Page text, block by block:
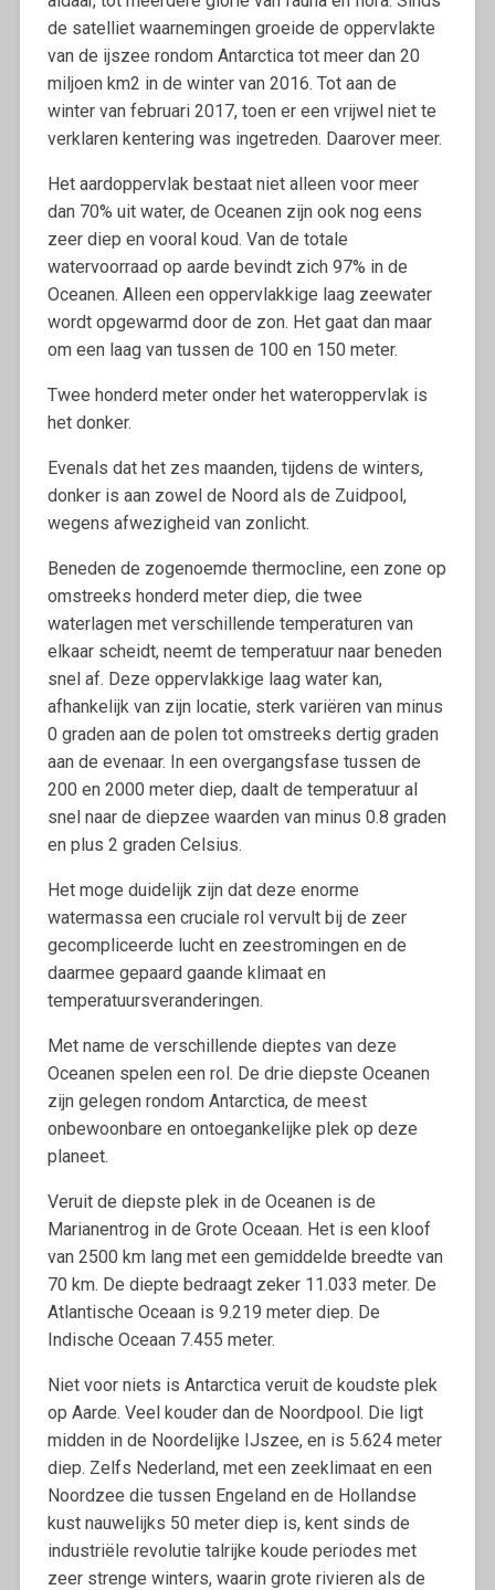
de satelliet waarnemingen groeide de oppervlakte
van de ijszee rondom Antarctica tot meer dan 20
miljoen km2 in de winter van 2016. Tot aan de
winter van februari 2017, toen er een vrijwel niet te
verklaren kentering was ingetreden. Daarover meer.
Het aardoppervlak bestaat niet alleen voor meer
dan 70% uit water, de Oceanen zijn ook nog eens
zeer diep en vooral koud. Van de totale
watervoorraad op aarde bevindt zich 97% in de
Oceanen. Alleen een oppervlakkige laag zeewater
wordt opgewarmd door de zon. Het gaat dan maar
om een laag van tussen de 100 en 150 meter.
Twee honderd meter onder het wateroppervlak is
het donker.
Evenals dat het zes maanden, tijdens de winters,
donker is aan zowel de Noord als de Zuidpool,
wegens afwezigheid van zonlicht.
Beneden de zogenoemde thermocline, een zone op
omstreeks honderd meter diep, die twee
waterlagen met verschillende temperaturen van
elkaar scheidt, neemt de temperatuur naar beneden
snel af. Deze oppervlakkige laag water kan,
afhankelijk van zijn locatie, sterk variëren van minus
0 graden aan de polen tot omstreeks dertig graden
aan de evenaar. In een overgangsfase tussen de
200 en 2000 meter diep, daalt de temperatuur al
snel naar de diepzee waarden van minus 0.8 graden
en plus 2 graden Celsius.
Het moge duidelijk zijn dat deze enorme
watermassa een cruciale rol vervult bij de zeer
gecompliceerde lucht en zeestromingen en de
daarmee gepaard gaande klimaat en
temperatuursveranderingen.
Met name de verschillende dieptes van deze
Oceanen spelen een rol. De drie diepste Oceanen
zijn gelegen rondom Antarctica, de meest
onbewoonbare en ontoegankelijke plek op deze
planeet.
Veruit de diepste plek in de Oceanen is de
Marianentrog in de Grote Oceaan. Het is een kloof
van 2500 km lang met een gemiddelde breedte van
70 km. De diepte bedraagt zeker 11.033 meter. De
Atlantische Oceaan is 9.219 meter diep. De
Indische Oceaan 7.455 meter.
Niet voor niets is Antarctica veruit de koudste plek
op Aarde. Veel kouder dan de Noordpool. Die ligt
midden in de Noordelijke IJszee, en is 5.624 meter
diep. Zelfs Nederland, met een zeeklimaat en een
Noordzee die tussen Engeland en de Hollandse
kust nauwelijks 50 meter diep is, kent sinds de
industriële revolutie talrijke koude periodes met
zeer strenge winters, waarin grote rivieren als de